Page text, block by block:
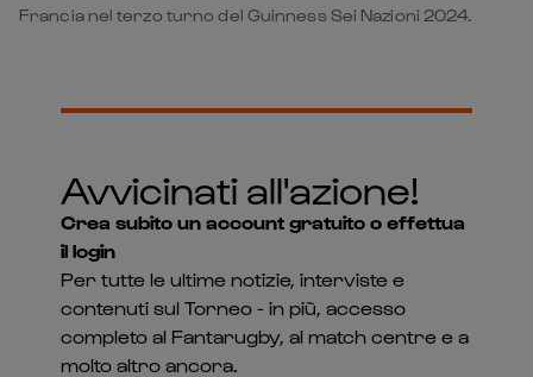
Francia nel terzo turno del Guinness Sei Nazioni 2024.
Avvicinati all'azione!
Crea subito un account gratuito o effettua
il login
Per tutte le ultime notizie, interviste e
contenuti sul Torneo - in più, accesso
completo al Fantarugby, al match centre e a
molto altro ancora.